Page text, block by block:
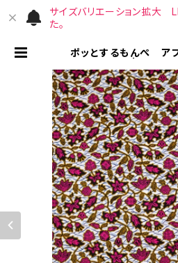
サイズバリエーション拡大
た。
ポッとするもんぺ ア